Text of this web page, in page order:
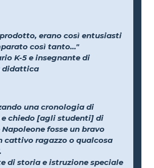
erano così entusiasti
così tanto..."
K-5 e insegnante di
didattica
una cronologia di
e chiedo [agli studenti] di
fosse un bravo
cattivo ragazzo o qualcosa
di storia e istruzione speciale